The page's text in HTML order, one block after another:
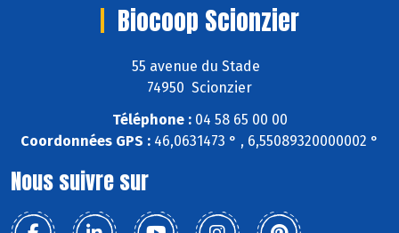
Biocoop Scionzier
55 avenue du Stade
74950 Scionzier
Téléphone :04 58 65 00 00
Coordonnées GPS : 46,0631473 ° , 6,55089320000002 °
Nous suivre sur